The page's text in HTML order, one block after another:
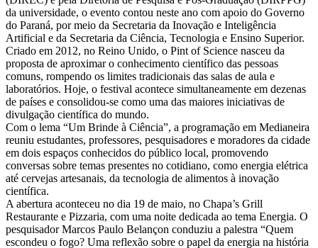
da universidade, o evento contou neste ano com apoio do Governo
do Paraná, por meio da Secretaria da Inovação e Inteligência
Artificial e da Secretaria da Ciência, Tecnologia e Ensino Superior.
Criado em 2012, no Reino Unido, o Pint of Science nasceu da
proposta de aproximar o conhecimento científico das pessoas
comuns, rompendo os limites tradicionais das salas de aula e
laboratórios. Hoje, o festival acontece simultaneamente em dezenas
de países e consolidou-se como uma das maiores iniciativas de
divulgação científica do mundo.
Com o lema “Um Brinde à Ciência”, a programação em Medianeira
reuniu estudantes, professores, pesquisadores e moradores da cidade
em dois espaços conhecidos do público local, promovendo
conversas sobre temas presentes no cotidiano, como energia elétrica
até cervejas artesanais, da tecnologia de alimentos à inovação
científica.
A abertura aconteceu no dia 19 de maio, no Chapa’s Grill
Restaurante e Pizzaria, com uma noite dedicada ao tema Energia. O
pesquisador Marcos Paulo Belançon conduziu a palestra “Quem
escondeu o fogo? Uma reflexão sobre o papel da energia na história